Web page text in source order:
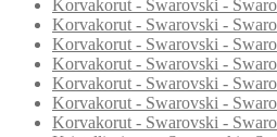
Korvakorut - Swarovski -
Korvakorut - Swarovski -
Korvakorut - Swarovski -
Korvakorut - Swarovski -
Korvakorut - Swarovski -
Korvakorut - Swarovski -
Korvakorut - Swarovski -